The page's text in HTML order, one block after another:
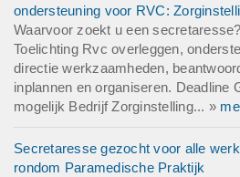
ondersteuning voor RVC:
Waarvoor zoekt u een
Toelichting Rvc overleggen,
directie werkzaamheden,
inplannen en organiseren. Deadline
mogelijk Bedrijf Zorginstelling... »
Secretaresse gezocht voor alle
rondom Paramedische Praktijk